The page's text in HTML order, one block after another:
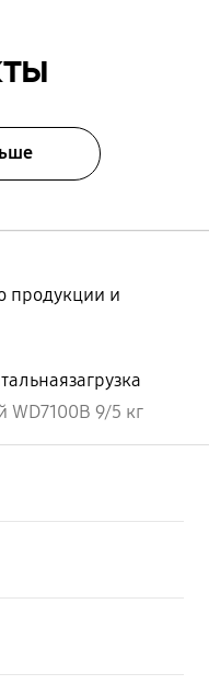
продукции и
9/5 кг